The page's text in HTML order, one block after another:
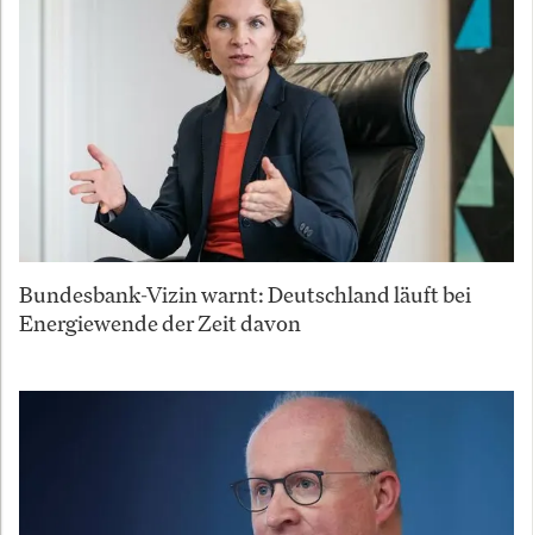
Bundesbank-Vizin warnt: Deutschland läuft bei
Energiewende der Zeit davon